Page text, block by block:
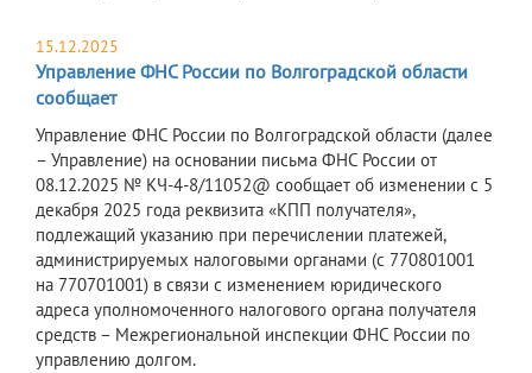
15.12.2025
Управление ФНС России по Волгоградской области
сообщает
Управление ФНС России по Волгоградской области (далее
– Управление) на основании письма ФНС России от
08.12.2025 № КЧ-4-8/11052@ сообщает об изменении с 5
декабря 2025 года реквизита «КПП получателя»,
подлежащий указанию при перечислении платежей,
администрируемых налоговыми органами (с 770801001
на 770701001) в связи с изменением юридического
адреса уполномоченного налогового органа получателя
средств – Межрегиональной инспекции ФНС России по
управлению долгом.